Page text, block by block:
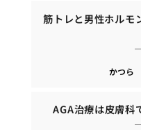
筋トレと男性ホルモ
かつら
AGA治療は皮膚科